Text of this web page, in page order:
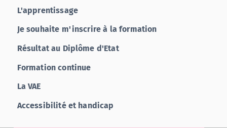
L'apprentissage
Je souhaite m'inscrire à la formation
Résultat au Diplôme d'Etat
Formation continue
La VAE
Accessibilité et handicap